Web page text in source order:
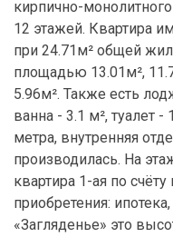
кирпично-
12 этажей. Квартира
при 24.71м² общей
площадью 13.01м²,
5.96м². Также есть
ванна - 3.1 м², туалет
метра, внутренняя
производилась. На
квартира 1-ая по
приобретения:
«Загляденье» это